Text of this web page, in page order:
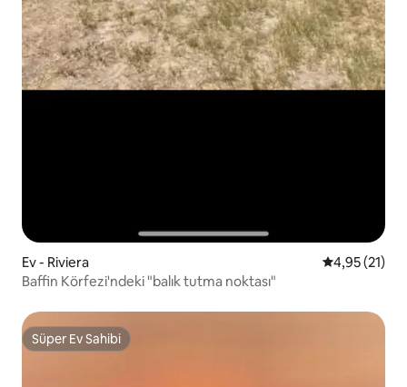
Ev - Riviera 5 üzerinden
4,95 (21)
Baffin Körfezi'ndeki "balık tutma noktası"
Süper Ev Sahibi
Süper Ev Sahibi